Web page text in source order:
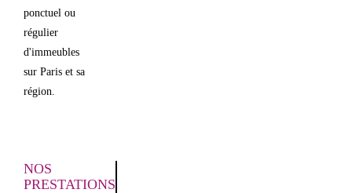
ponctuel ou
régulier
d'immeubles
sur Paris et sa
région.
NOS
PRESTATIONS